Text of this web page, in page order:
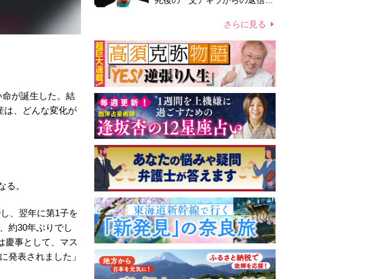
が誕生した。結
は、どんな変化が
る。
、翌年に第1子を
約30年ぶりでし
慶事として、マス
発表されました」
さらに見る